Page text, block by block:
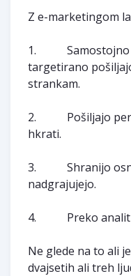
Z e-marketingom
1. Samostojno
targetirano
strankam.
2. Pošiljajo
hkrati.
3. Shranijo
nadgrajujejo.
4. Preko
Ne glede na to ali
dvajsetih ali treh